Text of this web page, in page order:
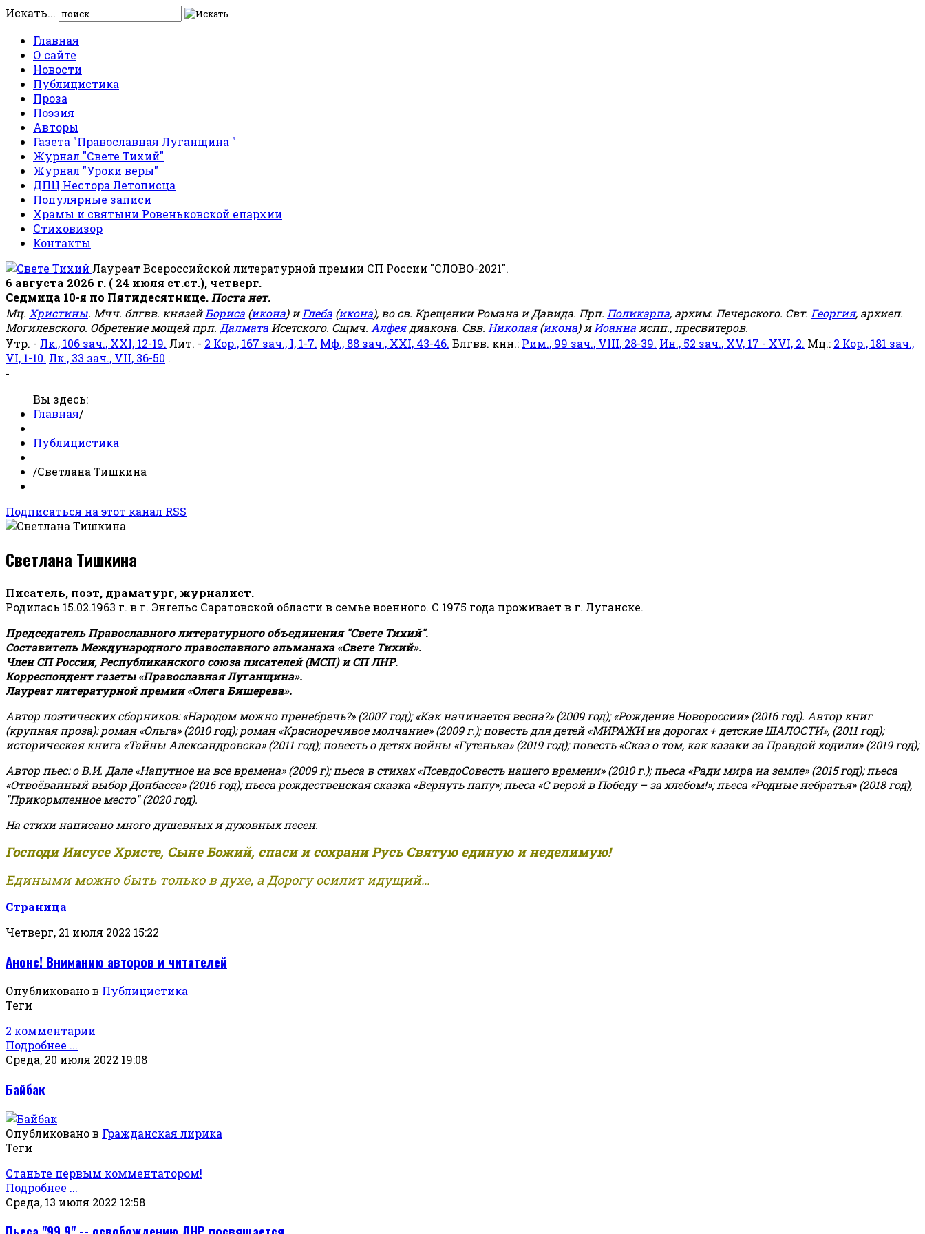
Искать...
Главная
О сайте
Новости
Публицистика
Проза
Поэзия
Авторы
Газета "Православная Луганщина "
Журнал "Свете Тихий"
Журнал "Уроки веры"
ДПЦ Нестора Летописца
Популярные записи
Храмы и святыни Ровеньковской епархии
Стиховизор
Контакты
Лауреат Всероссийской литературной премии СП России "СЛОВО-2021".
6 августа 2026 г. ( 24 июля ст.ст.), четверг.
Седмица 10-я по Пятидесятнице. Поста нет.
Мц. Христины. Мчч. блгвв. князейБориса (икона) иГлеба (икона), во св. Крещении Романа и Давида. Прп. Поликарпа, архим. Печерского. Свт. Георгия, архиеп.
Могилевского. Обретение мощей прп. Далмата Исетского. Сщмч. Алфеядиакона. Свв. Николая(икона) иИоанна испп., пресвитеров.
Утр. - Лк., 106 зач., XXI, 12-19. Лит. - 2 Кор., 167 зач., I, 1-7. Мф., 88 зач., XXI, 43-46. Блгвв. кнн.: Рим., 99 зач., VIII, 28-39. Ин., 52 зач., XV, 17 - XVI, 2. Мц.: 2 Кор., 181 зач.,
VI, 1-10. Лк., 33 зач., VII, 36-50 .
-
Вы здесь:
Главная/
Публицистика
/Светлана Тишкина
Подписаться на этот канал RSS
Светлана Тишкина
Писатель, поэт, драматург, журналист.
Родилась 15.02.1963 г. в г. Энгельс Саратовской области в семье военного. С 1975 года проживает в г. Луганске.
Председатель Православного литературного объединения "Свете Тихий".
Составитель Международного православного альманаха «Свете Тихий».
Член СП России, Республиканского союза писателей (МСП) и СП ЛНР.
Корреспондент газеты «Православная Луганщина».
Лауреат литературной премии «Олега Бишерева».
Автор поэтических сборников: «Народом можно пренебречь?» (2007 год); «Как начинается весна?» (2009 год); «Рождение Новороссии» (2016 год). Автор книг
(крупная проза): роман «Ольга» (2010 год); роман «Красноречивое молчание» (2009 г.); повесть для детей «МИРАЖИ на дорогах + детские ШАЛОСТИ», (2011 год);
историческая книга «Тайны Александровска» (2011 год); повесть о детях войны «Гутенька» (2019 год); повесть «Сказ о том, как казаки за Правдой ходили» (2019 год);
Автор пьес: о В.И. Дале «Напутное на все времена» (2009 г); пьеса в стихах «ПсевдоСовесть нашего времени» (2010 г.); пьеса «Ради мира на земле» (2015 год); пьеса
«Отвоёванный выбор Донбасса» (2016 год); пьеса рождественская сказка «Вернуть папу»; пьеса «С верой в Победу – за хлебом!»;пьеса «Родные небратья» (2018 год),
"Прикормленное место" (2020 год).
На стихи написано много душевных и духовных песен.
Господи Иисусе Христе, Сыне Божий, спаси и сохрани Русь Святую единую и неделимую!
Едиными можно быть только в духе, а Дорогу осилит идущий...
Страница
Четверг, 21 июля 2022 15:22
Анонс! Вниманию авторов и читателей
Опубликовано в Публицистика
Теги
2 комментарии
Подробнее ...
Среда, 20 июля 2022 19:08
Байбак
Опубликовано в Гражданская лирика
Теги
Станьте первым комментатором!
Подробнее ...
Среда, 13 июля 2022 12:58